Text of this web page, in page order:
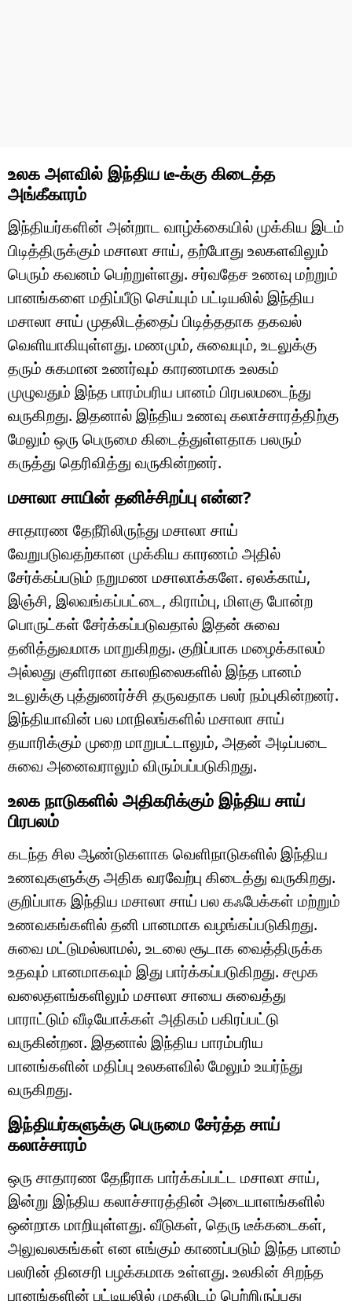
உலக அளவில் இந்திய டீ-க்கு கிடைத்த
அங்கீகாரம்
இந்தியர்களின் அன்றாட வாழ்க்கையில் முக்கிய இடம்
பிடித்திருக்கும் மசாலா சாய், தற்போது உலகளவிலும்
பெரும் கவனம் பெற்றுள்ளது. சர்வதேச உணவு மற்றும்
பானங்களை மதிப்பீடு செய்யும் பட்டியலில் இந்திய
மசாலா சாய் முதலிடத்தைப் பிடித்ததாக தகவல்
வெளியாகியுள்ளது. மணமும், சுவையும், உடலுக்கு
தரும் சுகமான உணர்வும் காரணமாக உலகம்
முழுவதும் இந்த பாரம்பரிய பானம் பிரபலமடைந்து
வருகிறது. இதனால் இந்திய உணவு கலாச்சாரத்திற்கு
மேலும் ஒரு பெருமை கிடைத்துள்ளதாக பலரும்
கருத்து தெரிவித்து வருகின்றனர்.
மசாலா சாயின் தனிச்சிறப்பு என்ன?
சாதாரண தேநீரிலிருந்து மசாலா சாய்
வேறுபடுவதற்கான முக்கிய காரணம் அதில்
சேர்க்கப்படும் நறுமண மசாலாக்களே. ஏலக்காய்,
இஞ்சி, இலவங்கப்பட்டை, கிராம்பு, மிளகு போன்ற
பொருட்கள் சேர்க்கப்படுவதால் இதன் சுவை
தனித்துவமாக மாறுகிறது. குறிப்பாக மழைக்காலம்
அல்லது குளிரான காலநிலைகளில் இந்த பானம்
உடலுக்கு புத்துணர்ச்சி தருவதாக பலர் நம்புகின்றனர்.
இந்தியாவின் பல மாநிலங்களில் மசாலா சாய்
தயாரிக்கும் முறை மாறுபட்டாலும், அதன் அடிப்படை
சுவை அனைவராலும் விரும்பப்படுகிறது.
உலக நாடுகளில் அதிகரிக்கும் இந்திய சாய்
பிரபலம்
கடந்த சில ஆண்டுகளாக வெளிநாடுகளில் இந்திய
உணவுகளுக்கு அதிக வரவேற்பு கிடைத்து வருகிறது.
குறிப்பாக இந்திய மசாலா சாய் பல கஃபேக்கள் மற்றும்
உணவகங்களில் தனி பானமாக வழங்கப்படுகிறது.
சுவை மட்டுமல்லாமல், உடலை சூடாக வைத்திருக்க
உதவும் பானமாகவும் இது பார்க்கப்படுகிறது. சமூக
வலைதளங்களிலும் மசாலா சாயை சுவைத்து
பாராட்டும் வீடியோக்கள் அதிகம் பகிரப்பட்டு
வருகின்றன. இதனால் இந்திய பாரம்பரிய
பானங்களின் மதிப்பு உலகளவில் மேலும் உயர்ந்து
வருகிறது.
இந்தியர்களுக்கு பெருமை சேர்த்த சாய்
கலாச்சாரம்
ஒரு சாதாரண தேநீராக பார்க்கப்பட்ட மசாலா சாய்,
இன்று இந்திய கலாச்சாரத்தின் அடையாளங்களில்
ஒன்றாக மாறியுள்ளது. வீடுகள், தெரு டீக்கடைகள்,
அலுவலகங்கள் என எங்கும் காணப்படும் இந்த பானம்
பலரின் தினசரி பழக்கமாக உள்ளது. உலகின் சிறந்த
பானங்களின் பட்டியலில் முதலிடம் பெற்றிருப்பது